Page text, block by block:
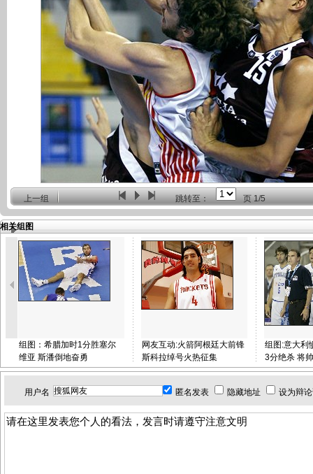
上一组 跳转至： 页1/5
相关组图
组图：希腊加时1分胜塞尔
维亚 斯潘倒地奋勇
网友互动:火箭阿根廷大前锋
斯科拉绰号火热征集
组图:意大利
3分绝杀 将
用户名 匿名发表 隐藏地址 设为辩